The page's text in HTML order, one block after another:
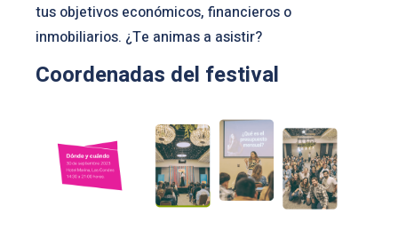
tus objetivos económicos, financieros o
inmobiliarios. ¿Te animas a asistir?
Coordenadas del festival